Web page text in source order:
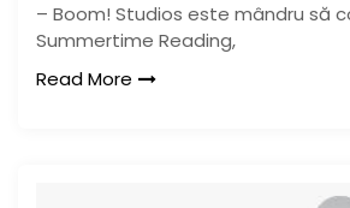
– Boom! Studios este mândru să
Summertime Reading,
Read More